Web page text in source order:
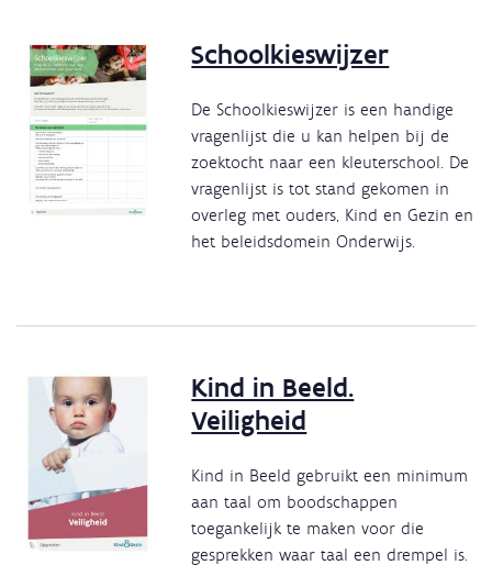
Schoolkieswijzer
De Schoolkieswijzer is een handige
vragenlijst die u kan helpen bij de
zoektocht naar een kleuterschool. De
vragenlijst is tot stand gekomen in
overleg met ouders, Kind en Gezin en
het beleidsdomein Onderwijs.
Kind in Beeld.
Veiligheid
Kind in Beeld gebruikt een minimum
aan taal om boodschappen
toegankelijk te maken voor die
gesprekken waar taal een drempel is.